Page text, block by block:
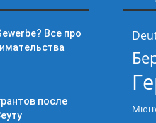
Все про
после